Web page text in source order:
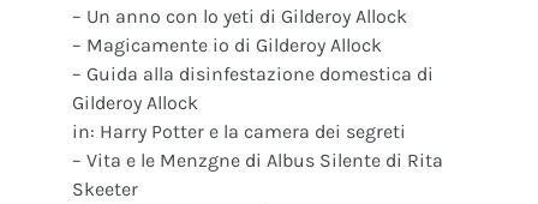
– Un anno con lo yeti di Gilderoy Allock
– Magicamente io di Gilderoy Allock
– Guida alla disinfestazione domestica di
Gilderoy Allock
in: Harry Potter e la camera dei segreti
– Vita e le Menzgne di Albus Silente di Rita
Skeeter